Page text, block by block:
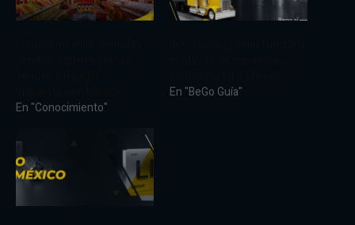
En "Conocimiento"
En "BeGo Guía"